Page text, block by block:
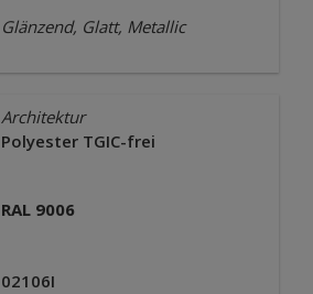
Glänzend, Glatt, Metallic
Architektur
Polyester TGIC-frei
RAL 9006
02106I